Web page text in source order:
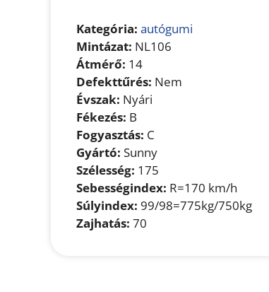
Kategória: autógumi
Mintázat: NL106
Átmérő: 14
Defekttűrés: Nem
Évszak: Nyári
Fékezés: B
Fogyasztás: C
Gyártó: Sunny
Szélesség: 175
Sebességindex: R=170 km/h
Súlyindex: 99/98=775kg/750kg
Zajhatás: 70